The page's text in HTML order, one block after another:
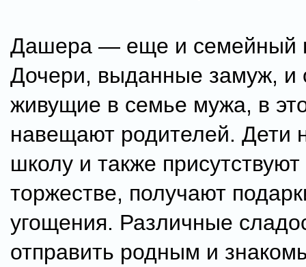
Дашера — еще и семейный
Дочери, выданные замуж, и
живущие в семье мужа, в
навещают родителей. Дети
школу и также
торжестве, получают
угощения. Различные
отправить родным и